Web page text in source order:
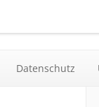
Datenschutz